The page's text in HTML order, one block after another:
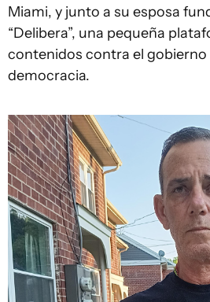
Miami, y junto a su esposa
“Delibera”, una pequeña
contenidos contra el gobierno
democracia.